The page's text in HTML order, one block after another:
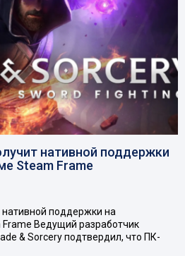
нативной поддержки
Steam Frame
нативной поддержки на
Ведущий разработчик
& Sorcery подтвердил, что ПК-